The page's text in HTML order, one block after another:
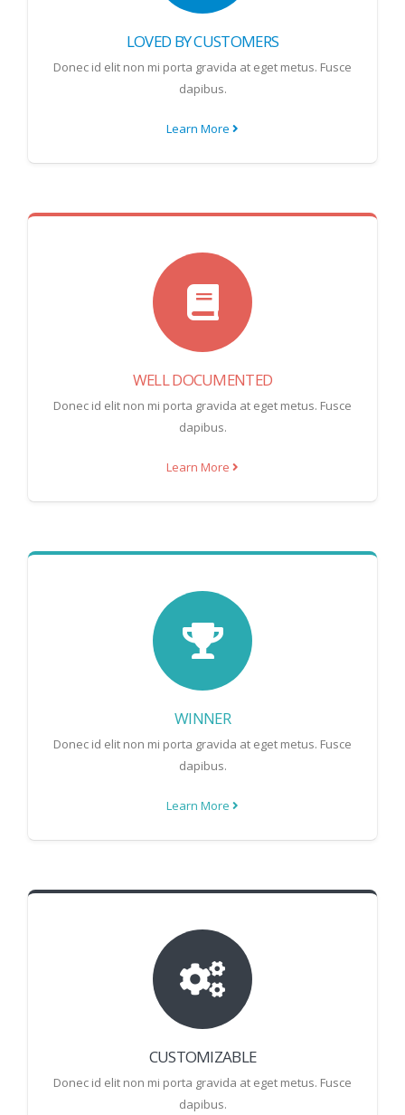
LOVED BY CUSTOMERS
Donec id elit non mi porta gravida at eget metus. Fusce
dapibus.
Learn More
WELL DOCUMENTED
Donec id elit non mi porta gravida at eget metus. Fusce
dapibus.
Learn More
WINNER
Donec id elit non mi porta gravida at eget metus. Fusce
dapibus.
Learn More
CUSTOMIZABLE
Donec id elit non mi porta gravida at eget metus. Fusce
dapibus.